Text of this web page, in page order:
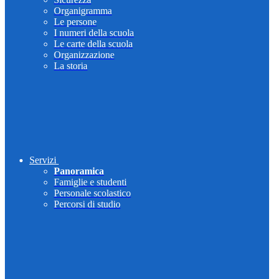
Organigramma
Le persone
I numeri della scuola
Le carte della scuola
Organizzazione
La storia
Servizi
Panoramica
Famiglie e studenti
Personale scolastico
Percorsi di studio